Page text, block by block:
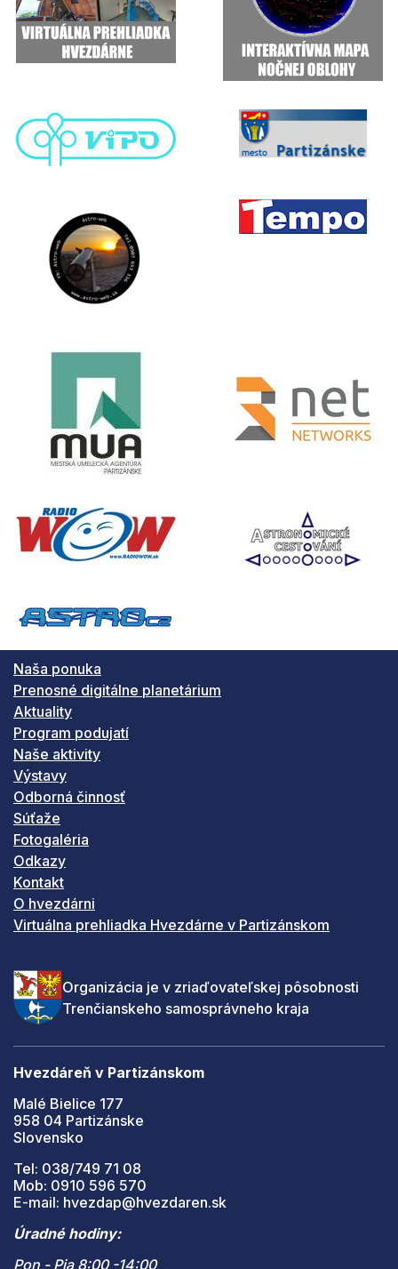
Naša ponuka
Prenosné digitálne planetárium
Aktuality
Program podujatí
Naše aktivity
Výstavy
Odborná činnosť
Súťaže
Fotogaléria
Odkazy
Kontakt
O hvezdárni
Virtuálna prehliadka Hvezdárne v Partizánskom
Organizácia je v zriaďovateľskej pôsobnosti
Trenčianskeho samosprávneho kraja
Hvezdáreň v Partizánskom
Malé Bielice 177
958 04 Partizánske
Slovensko
Tel: 038/749 71 08
Mob: 0910 596 570
E-mail: hvezdap@hvezdaren.sk
Úradné hodiny:
Pon - Pia 8:00 -14:00